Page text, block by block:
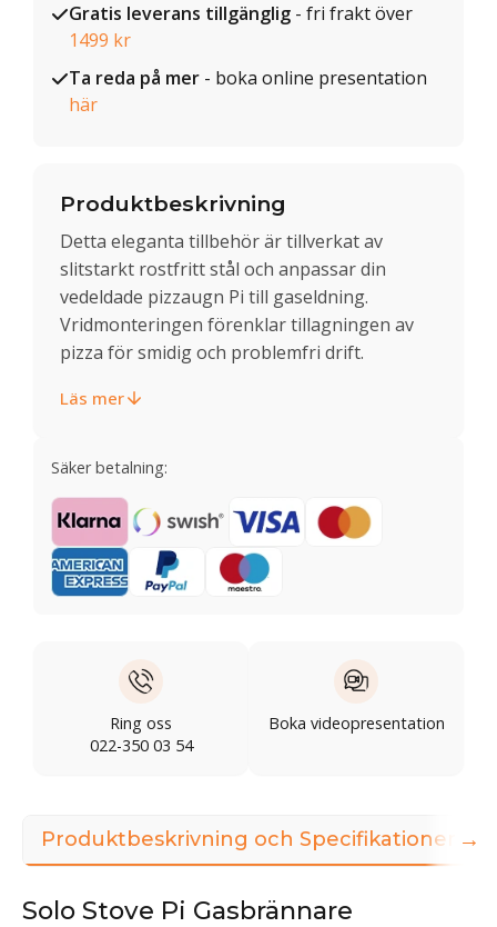
Gratis leverans tillgänglig - fri frakt över
1499 kr
Ta reda på mer - boka online presentation
här
Produktbeskrivning
Detta eleganta tillbehör är tillverkat av
slitstarkt rostfritt stål och anpassar din
vedeldade pizzaugn Pi till gaseldning.
Vridmonteringen förenklar tillagningen av
pizza för smidig och problemfri drift.
Läs mer
Säker betalning:
Ring oss
022-350 03 54
Boka videopresentation
Produktbeskrivning och Specifikationer
Solo Stove Pi Gasbrännare
→